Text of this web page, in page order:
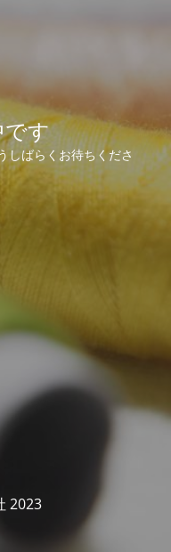
です
しばらくお待ちくださ
2023